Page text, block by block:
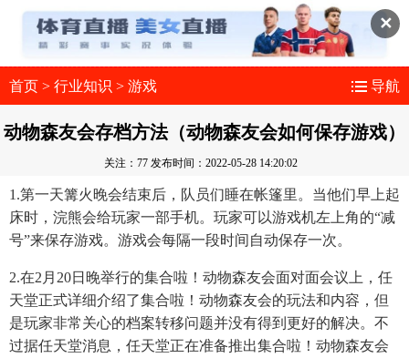
✕
首页 > 行业知识 > 游戏 导航
动物森友会存档方法（动物森友会如何保存游戏）
关注：77 发布时间：2022-05-28 14:20:02
1.第一天篝火晚会结束后，队员们睡在帐篷里。当他们早上起
床时，浣熊会给玩家一部手机。玩家可以游戏机左上角的“减
号”来保存游戏。游戏会每隔一段时间自动保存一次。
2.在2月20日晚举行的集合啦！动物森友会面对面会议上，任
天堂正式详细介绍了集合啦！动物森友会的玩法和内容，但
是玩家非常关心的档案转移问题并没有得到更好的解决。不
过据任天堂消息，任天堂正在准备推出集合啦！动物森友会